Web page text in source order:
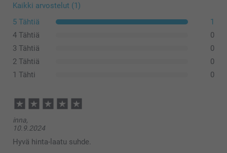
Kaikki arvostelut (1)
5 Tähtiä
1
4 Tähtiä
0
3 Tähtiä
0
2 Tähtiä
0
1 Tähti
0
inna,
10.9.2024
Hyvä hinta-laatu suhde.